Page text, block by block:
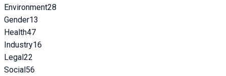
Environment28
Gender13
Health47
Industry16
Legal22
Social56